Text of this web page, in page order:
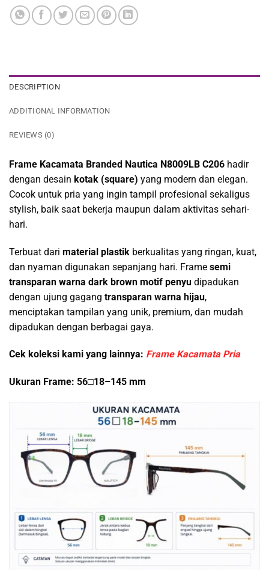
DESCRIPTION
ADDITIONAL INFORMATION
REVIEWS (0)
Frame Kacamata Branded Nautica N8009LB C206 hadir
dengan desain kotak (square) yang modern dan elegan.
Cocok untuk pria yang ingin tampil profesional sekaligus
stylish, baik saat bekerja maupun dalam aktivitas sehari-
hari.
Terbuat dari material plastik berkualitas yang ringan, kuat,
dan nyaman digunakan sepanjang hari. Frame semi
transparan warna dark brown motif penyu dipadukan
dengan ujung gagang transparan warna hijau,
menciptakan tampilan yang unik, premium, dan mudah
dipadukan dengan berbagai gaya.
Cek koleksi kami yang lainnya: Frame Kacamata Pria
Ukuran Frame: 56□18–145 mm